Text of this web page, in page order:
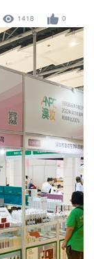
1418 0